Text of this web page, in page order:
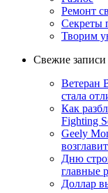
Ремонт
Секреты
Творим
Свежие записи
Ветеран
стала
Как
Fighting
Geely
Дню
главные
Доллар